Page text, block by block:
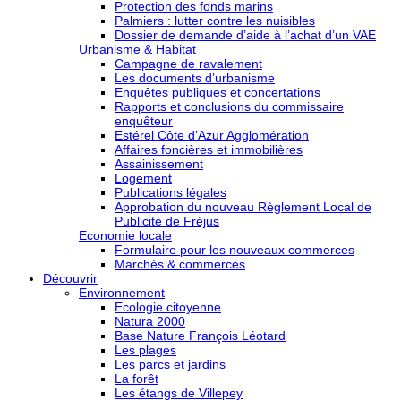
Protection des fonds marins
Palmiers : lutter contre les nuisibles
Dossier de demande d’aide à l’achat d’un VAE
Urbanisme & Habitat
Campagne de ravalement
Les documents d’urbanisme
Enquêtes publiques et concertations
Rapports et conclusions du commissaire
enquêteur
Estérel Côte d’Azur Agglomération
Affaires foncières et immobilières
Assainissement
Logement
Publications légales
Approbation du nouveau Règlement Local de
Publicité de Fréjus
Economie locale
Formulaire pour les nouveaux commerces
Marchés & commerces
Découvrir
Environnement
Ecologie citoyenne
Natura 2000
Base Nature François Léotard
Les plages
Les parcs et jardins
La forêt
Les étangs de Villepey